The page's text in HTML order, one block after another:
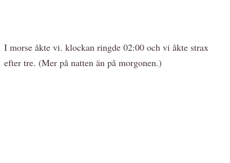
I morse åkte vi. klockan ringde 02:00 och vi åkte strax
efter tre. (Mer på natten än på morgonen.)